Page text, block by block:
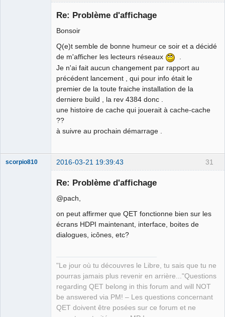
Re: Problème d'affichage
Bonsoir
Q(e)t semble de bonne humeur ce soir et a décidé
de m'afficher les lecteurs réseaux
Je n'ai fait aucun changement par rapport au
précédent lancement , qui pour info était le
premier de la toute fraiche installation de la
derniere build , la rev 4384 donc .
une histoire de cache qui jouerait à cache-cache
??
à suivre au prochain démarrage .
31
scorpio810 2016-03-21 19:39:43
Re: Problème d'affichage
@pach,
on peut affirmer que QET fonctionne bien sur les
écrans HDPI maintenant, interface, boites de
dialogues, icônes, etc?
"Le jour où tu découvres le Libre, tu sais que tu ne
pourras jamais plus revenir en arrière..."Questions
regarding QET belong in this forum and will NOT
be answered via PM! – Les questions concernant
QET doivent être posées sur ce forum et ne